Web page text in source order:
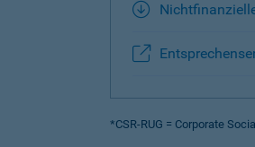
*CSR-RUG = Corporate